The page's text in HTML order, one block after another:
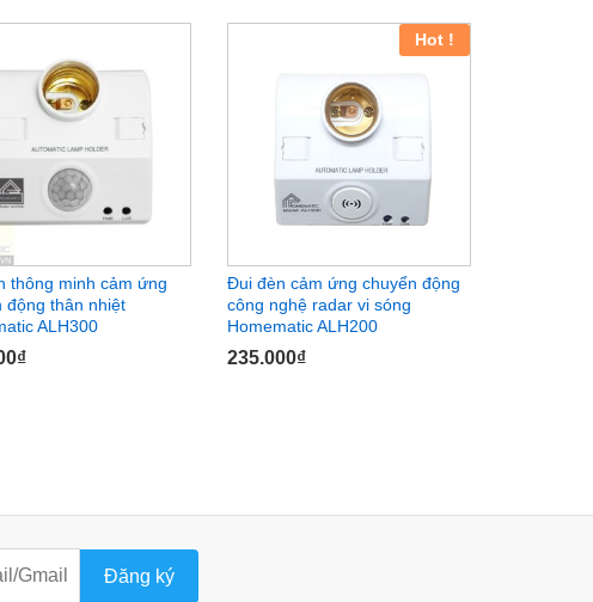
thông minh cảm ứng
động thân nhiệt
ALH300
₫
Hot !
Đui đèn cảm ứng chuyển động
công nghệ radar vi sóng
Homematic ALH200
235.000₫
Đăng ký